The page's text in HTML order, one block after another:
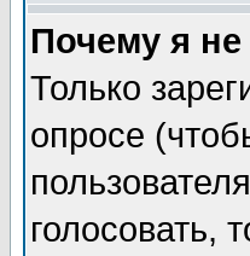
Почему я не
Только
опросе
голосовать,